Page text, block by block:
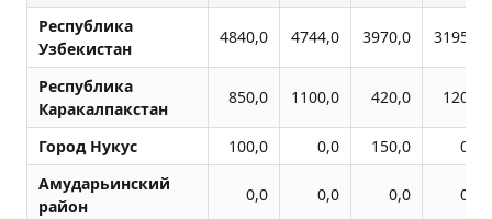
Республика
Узбекистан
4840,0 4744,0 3970,0 3195,0
Республика
Каракалпакстан
850,0 1100,0 420,0 120,0
Город Нукус 100,0 0,0 150,0
0,0
Амударьинский
район
0,0 0,0 0,0 0,0